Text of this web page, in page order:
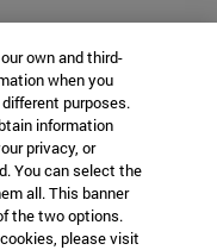
own and third-
when you
purposes.
information
privacy, or
You can select the
all. This banner
the two options.
please visit